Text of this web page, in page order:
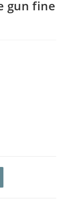
gun fine